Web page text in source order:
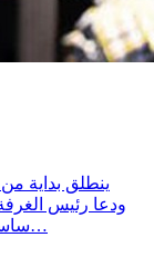
ودعا رئيس
ساسي التجار في كامل تراب الجهورية إلى الانخراط…